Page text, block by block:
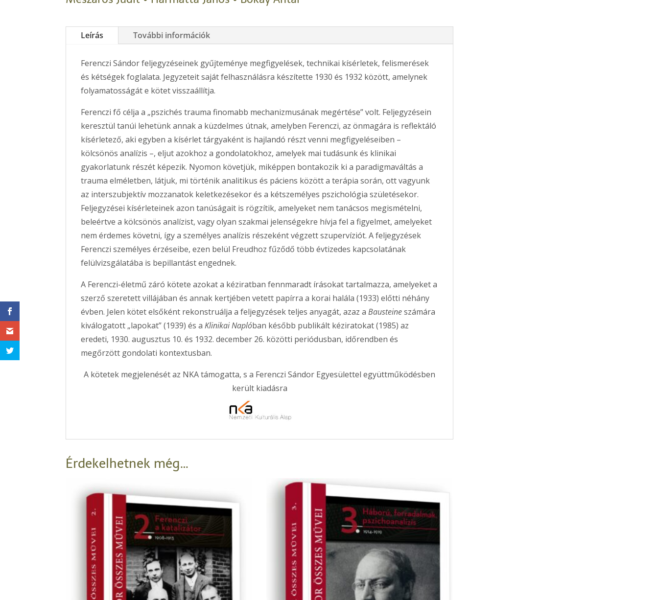
Leírás További információk
Ferenczi Sándor feljegyzéseinek gyűjteménye megfigyelések, technikai kísérletek, felismerések
és kétségek foglalata. Jegyzeteit saját felhasználásra készítette 1930 és 1932 között, amelynek
folyamatosságát e kötet visszaállítja.
Ferenczi fő célja a „pszichés trauma finomabb mechanizmusának megértése” volt. Feljegyzésein
keresztül tanúi lehetünk annak a küzdelmes útnak, amelyben Ferenczi, az önmagára is reflektáló
kísérletező, aki egyben a kísérlet tárgyaként is hajlandó részt venni megfigyeléseiben –
kölcsönös analízis –, eljut azokhoz a gondolatokhoz, amelyek mai tudásunk és klinikai
gyakorlatunk részét képezik. Nyomon követjük, miképpen bontakozik ki a paradigmaváltás a
trauma elméletben, látjuk, mi történik analitikus és páciens között a terápia során, ott vagyunk
az interszubjektív mozzanatok keletkezésekor és a kétszemélyes pszichológia születésekor.
Feljegyzései kísérleteinek azon tanúságait is rögzítik, amelyeket nem tanácsos megismételni,
beleértve a kölcsönös analízist, vagy olyan szakmai jelenségekre hívja fel a figyelmet, amelyeket
nem érdemes követni, így a személyes analízis részeként végzett szupervíziót. A feljegyzések
Ferenczi személyes érzéseibe, ezen belül Freudhoz fűződő több évtizedes kapcsolatának
felülvizsgálatába is bepillantást engednek.
A Ferenczi-életmű záró kötete azokat a kéziratban fennmaradt írásokat tartalmazza, amelyeket a
szerző szeretett villájában és annak kertjében vetett papírra a korai halála (1933) előtti néhány
évben. Jelen kötet elsőként rekonstruálja a feljegyzések teljes anyagát, azaz aBausteineszámára
kiválogatott „lapokat” (1939) és aKlinikai Naplóban később publikált kéziratokat (1985) az
eredeti, 1930. augusztus 10. és 1932. december 26. közötti periódusban, időrendben és
megőrzött gondolati kontextusban.
A kötetek megjelenését az NKA támogatta, s a Ferenczi Sándor Egyesülettel együttműködésben
került kiadásra
Érdekelhetnek még…